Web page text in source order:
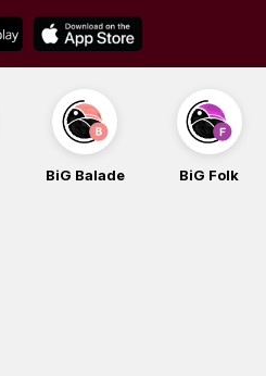
BiG Balade BiG Folk